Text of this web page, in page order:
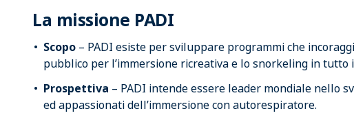
La missione PADI
Scopo – PADI esiste per sviluppare programmi che
pubblico per l’immersione ricreativa e lo snorkeling in tutto
Prospettiva – PADI intende essere leader mondiale nello
ed appassionati dell’immersione con autorespiratore.